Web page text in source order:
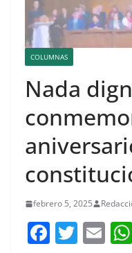
COLUMNAS
Nada
febrero 5, 2025
F T E